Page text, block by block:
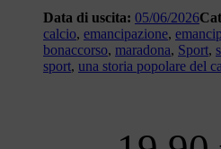
Data di uscita: 05/06/2026
calcio, emancipazione,
bonaccorso, maradona, Sport,
sport, una storia popolare del